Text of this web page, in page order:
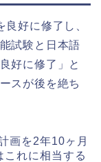
好に修了し、
試験と日本語
好に修了」と
スが後を絶ち
画を2年10ヶ月
これに相当する